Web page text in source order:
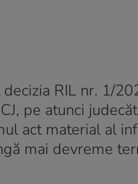
RIL nr. 1/
pe atunci
act material al
mai devreme